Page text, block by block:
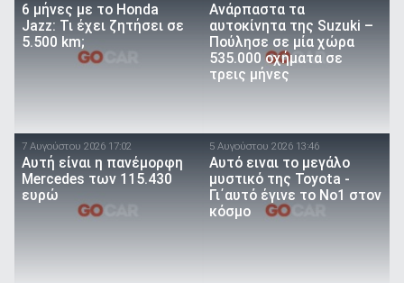
6 μήνες με το Honda
Jazz: Τι έχει ζητήσει σε
5.500 km;
Ανάρπαστα τα
αυτοκίνητα της Suzuki –
Πούλησε σε μία χώρα
535.000 οχήματα σε
τρεις μήνες
7 Αυγούστου 2026 17:02
Αυτή είναι η πανέμορφη
Mercedes των 115.430
ευρώ
5 Αυγούστου 2026 13:46
Αυτό ειναι τo μεγάλο
μυστικό της Toyota -
Γι΄αυτό έγινε το Νο1 στον
κόσμο